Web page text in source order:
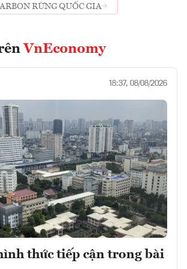
RỪNG QUỐC GIA
VnEconomy
18:37, 08/08/2026
thức tiếp cận trong bài